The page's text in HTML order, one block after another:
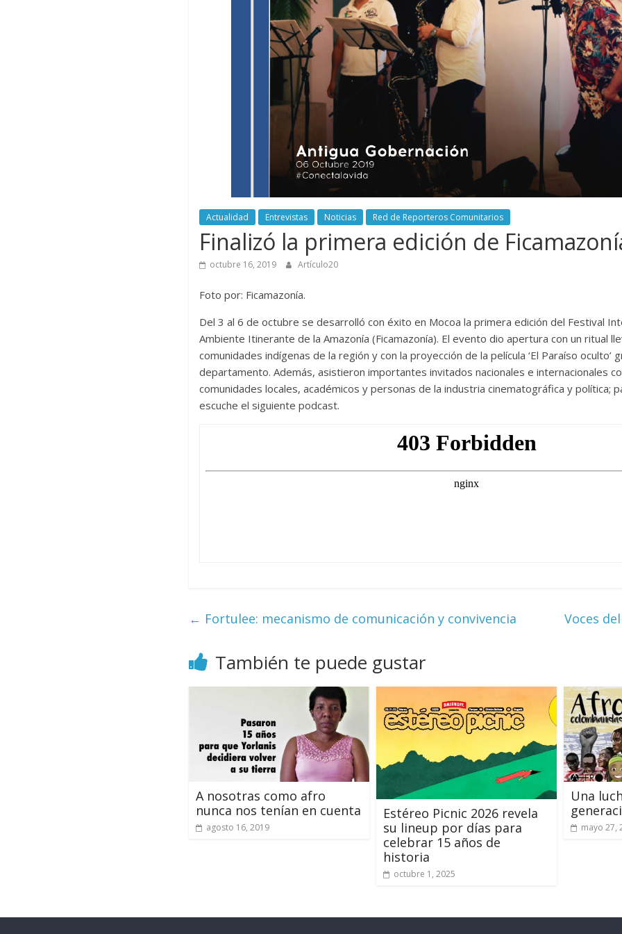
Actualidad Entrevistas Noticias Red de Reporteros Comunitarios
Finalizó la primera edición de
octubre 16, 2019 Artículo20
Foto por: Ficamazonía.
Del 3 al 6 de octubre se desarrolló con éxito en Mocoa la primera edición del Festival
Ambiente Itinerante de la Amazonía (Ficamazonía). El evento dio apertura con un ritual
comunidades indígenas de la región y con la proyección de la película ‘El Paraíso oculto’
departamento. Además, asistieron importantes invitados nacionales e internacionales
comunidades locales, académicos y personas de la industria cinematográfica y política;
escuche el siguiente podcast.
← Fortulee: mecanismo de comunicación y convivencia Voces
También te puede gustar
A nosotras como afro
nunca nos tenían en cuenta
agosto 16, 2019
Estéreo Picnic 2026 revela
su lineup por días para
celebrar 15 años de
historia
octubre 1, 2025
Una
mayo 27,